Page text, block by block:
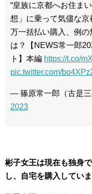
“皇族に京都へお住ま
想」に乗って気儘な
万一括払い購入、例
は？【NEWS常一郎
ト】本編 https://t.co/
pic.twitter.com/
— 篠原常一郎（古是
2023
彬子女王は現在も独身
し、自宅を購入していま